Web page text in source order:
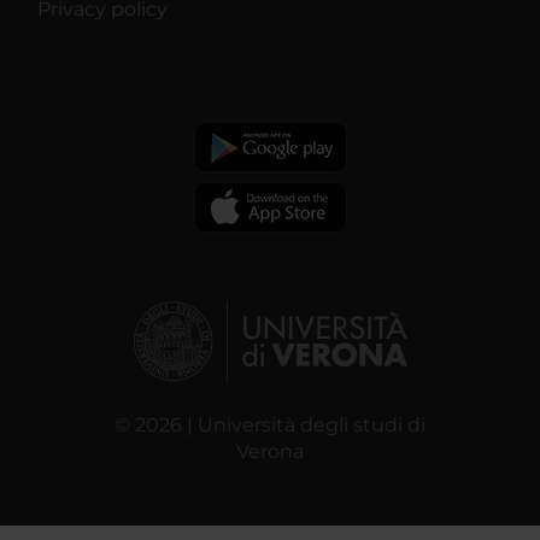
Privacy policy
© 2026 | Università degli studi di
Verona